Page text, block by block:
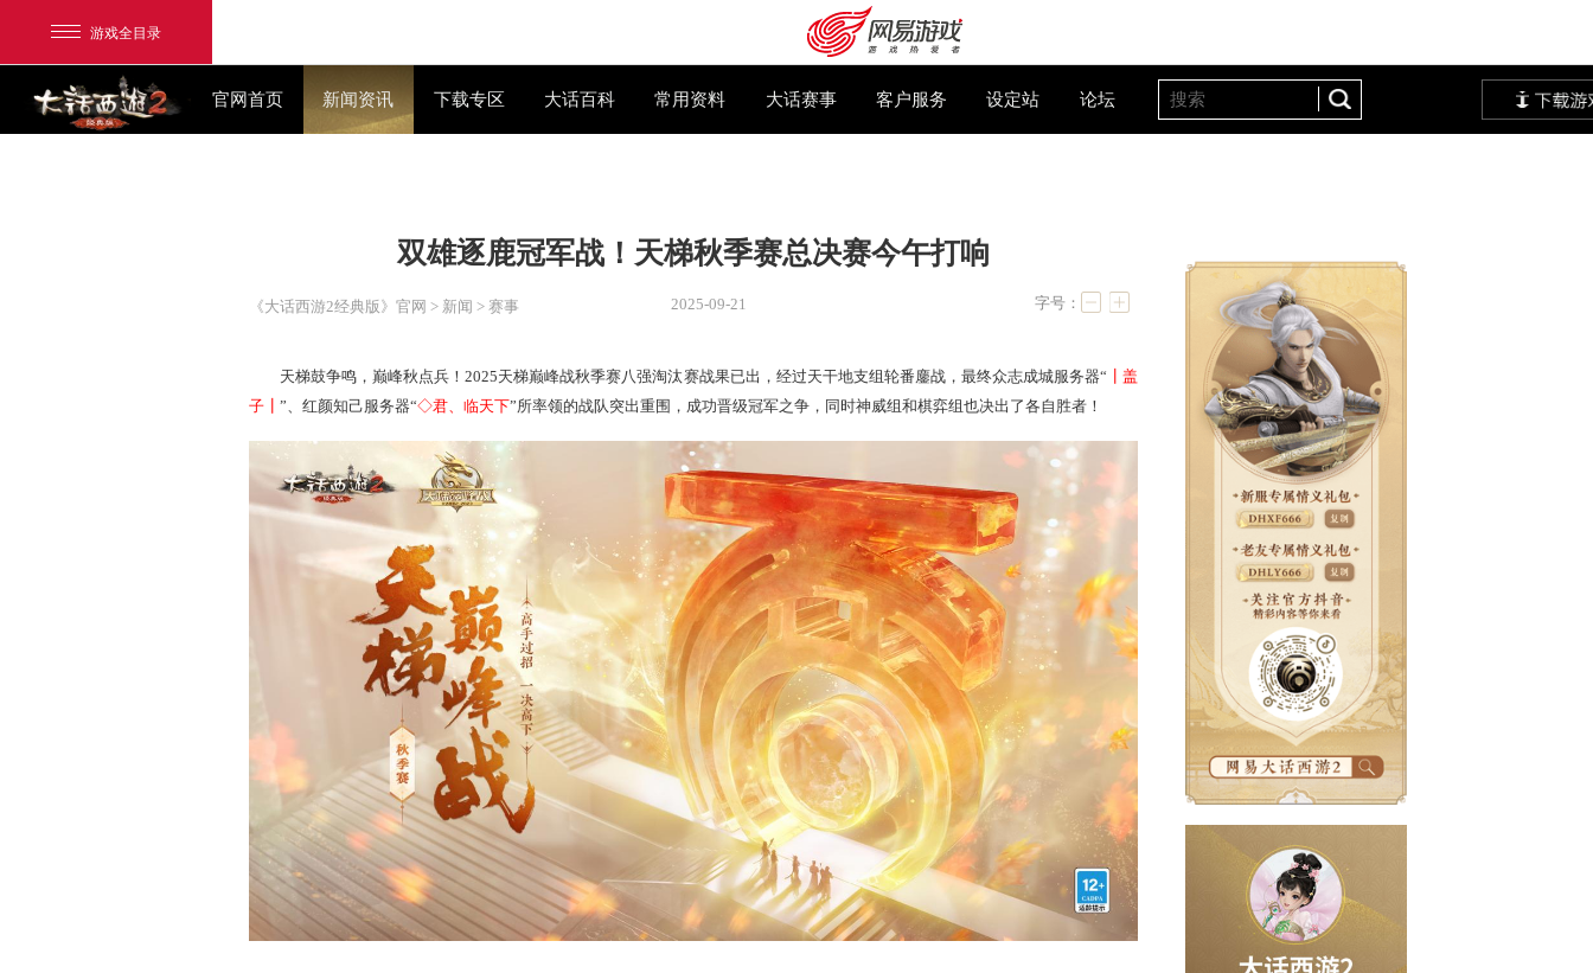
游戏全目录
我的足迹： 大话2经典版
官网首页 新闻资讯 设定站 论坛
《大话西游2经典版》官网>新闻> 赛事
双雄逐鹿冠军战！天梯秋季赛总决赛今午打响
2025-09-21 字号：
天梯鼓争鸣，巅峰秋点兵！2025天梯巅峰战秋季赛八强淘汰赛战果已出，经过天干地支组轮番鏖战，最终 众志成城服务器“┃盖
子┃”、红颜知己服务器“ ◇君、临天下 ”所率领的战队突出重围，成功晋级冠军之争，同时神威组和棋弈组也决出了各自胜者！